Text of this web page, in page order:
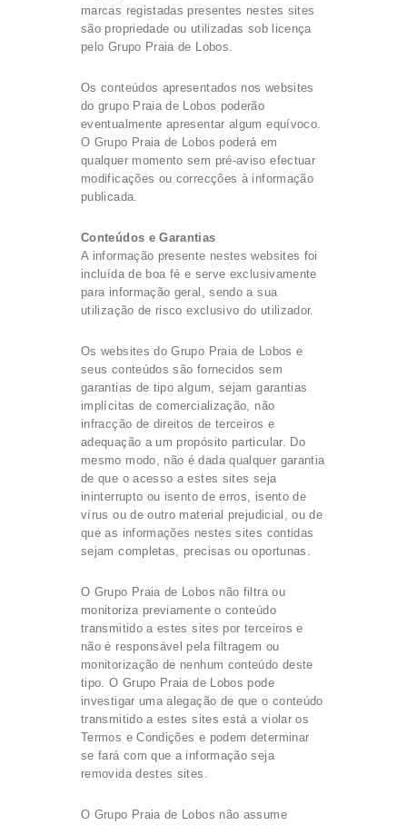
marcas registadas presentes nestes sites
são propriedade ou utilizadas sob licença
pelo Grupo Praia de Lobos.
Os conteúdos apresentados nos websites
do grupo Praia de Lobos poderão
eventualmente apresentar algum equívoco.
O Grupo Praia de Lobos poderá em
qualquer momento sem pré-aviso efectuar
modificações ou correcções à informação
publicada.
Conteúdos e Garantias
A informação presente nestes websites foi
incluída de boa fé e serve exclusivamente
para informação geral, sendo a sua
utilização de risco exclusivo do utilizador.
Os websites do Grupo Praia de Lobos e
seus conteúdos são fornecidos sem
garantias de tipo algum, sejam garantias
implícitas de comercialização, não
infracção de direitos de terceiros e
adequação a um propósito particular. Do
mesmo modo, não é dada qualquer garantia
de que o acesso a estes sites seja
ininterrupto ou isento de erros, isento de
vírus ou de outro material prejudicial, ou de
que as informações nestes sites contidas
sejam completas, precisas ou oportunas.
O Grupo Praia de Lobos não filtra ou
monitoriza previamente o conteúdo
transmitido a estes sites por terceiros e
não é responsável pela filtragem ou
monitorização de nenhum conteúdo deste
tipo. O Grupo Praia de Lobos pode
investigar uma alegação de que o conteúdo
transmitido a estes sites está a violar os
Termos e Condições e podem determinar
se fará com que a informação seja
removida destes sites.
O Grupo Praia de Lobos não assume